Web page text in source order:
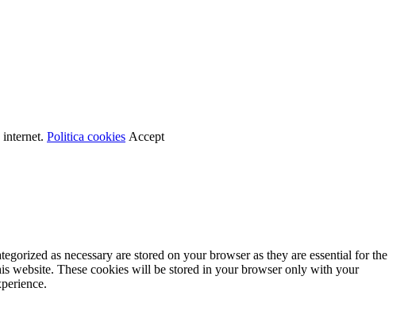
Politica cookies Accept
as necessary are stored on your browser as they are essential for the
website. These cookies will be stored in your browser only with your